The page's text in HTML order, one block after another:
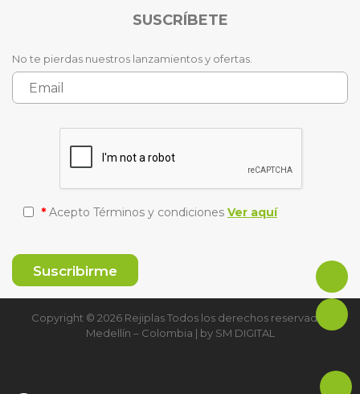
SUSCRÍBETE
No te pierdas nuestros lanzamientos y ofertas.
* Acepto Términos y condiciones Ver aquí
Copyright © 2026 Rejiplas Todos los derechos reservados
Medellín – Colombia | by SM DIGITAL